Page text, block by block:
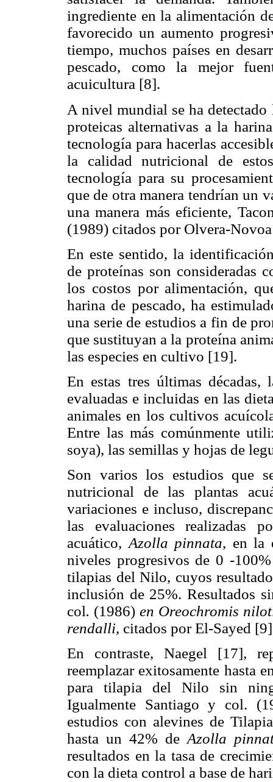
ingrediente en la alimentación
favorecido un aumento
tiempo, muchos países en
pescado, como la mejor
acuicultura [8].
A nivel mundial se ha
proteicas alternativas a la
tecnología para hacerlas
la calidad nutricional de
tecnología para su
que de otra manera tendrían un
una manera más eficiente,
(1989) citados por Olvera-
En este sentido, la
de proteínas son consideradas
los costos por alimentación,
harina de pescado, ha
una serie de estudios a fin de
que sustituyan a la proteína
las especies en cultivo [19].
En estas tres últimas
evaluadas e incluidas en las
animales en los cultivos
Entre las más comúnmente
soya), las semillas y hojas de
Son varios los estudios que
nutricional de las plantas
variaciones e incluso,
las evaluaciones realizadas
acuático, Azolla pinnata, en la
niveles progresivos de 0 -
tilapias del Nilo, cuyos
inclusión de 25%. Resultados
col. (1986)en Oreochromis
rendalli, citados por El-Sayed
En contraste, Naegel [17],
reemplazar exitosamente hasta
para tilapia del Nilo sin
Igualmente Santiago y col.
estudios con alevines de
hasta un 42% deAzolla
resultados en la tasa de
con la dieta control a base de